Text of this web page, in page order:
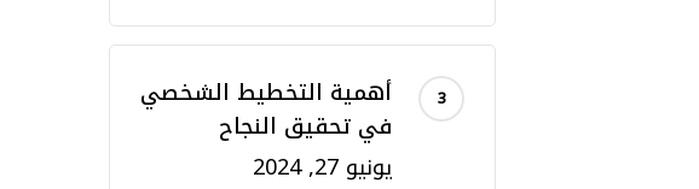
أهمية التخطيط الشخصي
في تحقيق النجاح
يونيو 27, 2024